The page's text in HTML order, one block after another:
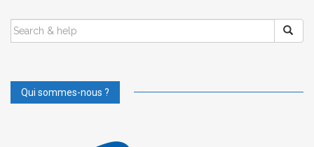
SEARCH
FOR:
Qui sommes-nous ?